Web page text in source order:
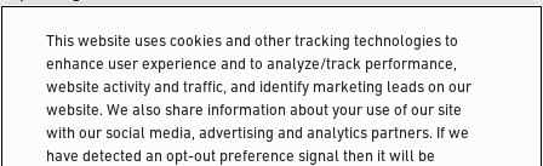
This website uses cookies and other tracking technologies to
enhance user experience and to analyze/track performance,
website activity and traffic, and identify marketing leads on our
website. We also share information about your use of our site
with our social media, advertising and analytics partners. If we
have detected an opt-out preference signal then it will be